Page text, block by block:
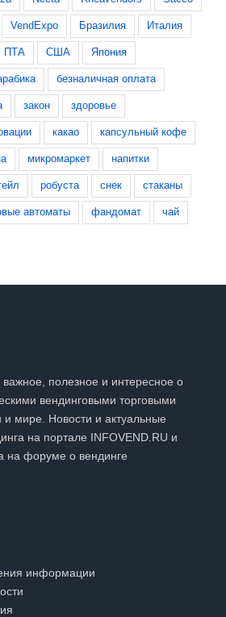
VendExpo Бразилия Италия
ПТА США Япония
безналичная оплата
закон здоровье
какао капсульный кофе
микромаркет напитки
робуста снек стаканы
автоматы фандомат чай
полезное и интересное о
вендинговыми торговыми
и мире. Новости и актуальные
на портале INFOVEND.RU и
на форуме о вендинге
информации